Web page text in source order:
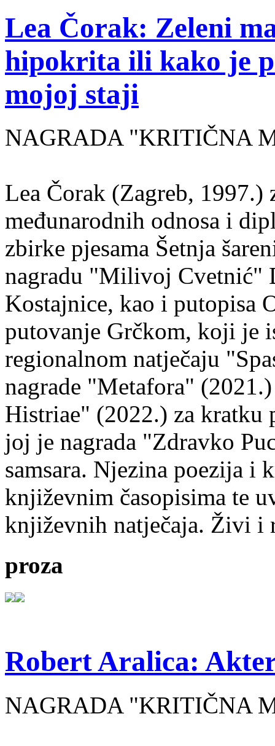
Lea Čorak: Zeleni
hipokrita ili kako je
mojoj staji
NAGRADA "KRITIČNA
Lea Čorak (Zagreb,
međunarodnih odnosa i
zbirke pjesama Šetnja
nagradu "Milivoj Cvetnić"
Kostajnice, kao i putopisa
putovanje Grčkom, koji je
regionalnom natječaju
nagrade "Metafora"
Histriae" (2022.) za kratku
joj je nagrada "Zdravko
samsara. Njezina poezija i
književnim časopisima te
književnih natječaja. Živi i
proza
Robert Aralica:
NAGRADA "KRITIČNA